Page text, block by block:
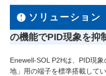
ソリューション
の機能でPID現象を抑
Enewell-SOL P2Hは、PID現
地」用の端子を標準搭載して